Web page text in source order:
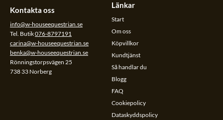
Kontakta oss
info@w-houseequestrian.se
Tel. Butik076-8797191
carina@w-houseequestrian.se
benka@w-houseequestrian.se
Rönningstorpsvägen 25
738 33 Norberg
Länkar
Start
Om oss
Köpvillkor
Kundtjänst
Så handlar du
Blogg
FAQ
Cookiepolicy
Dataskyddspolicy